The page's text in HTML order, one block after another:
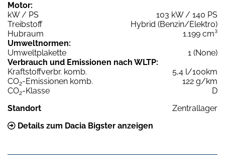
Motor:
kW / PS
103 kW / 140 PS
Treibstoff
Hybrid (Benzin/Elektro)
Hubraum
1.199 cm³
Umweltnormen:
Umweltplakette
1 (None)
Verbrauch und Emissionen nach WLTP:
Kraftstoffverbr. komb.
5,4 l/100km
CO2-Emissionen komb.
122 g/km
CO2-Klasse
D
Standort
Zentrallager
Details zum Dacia Bigster anzeigen